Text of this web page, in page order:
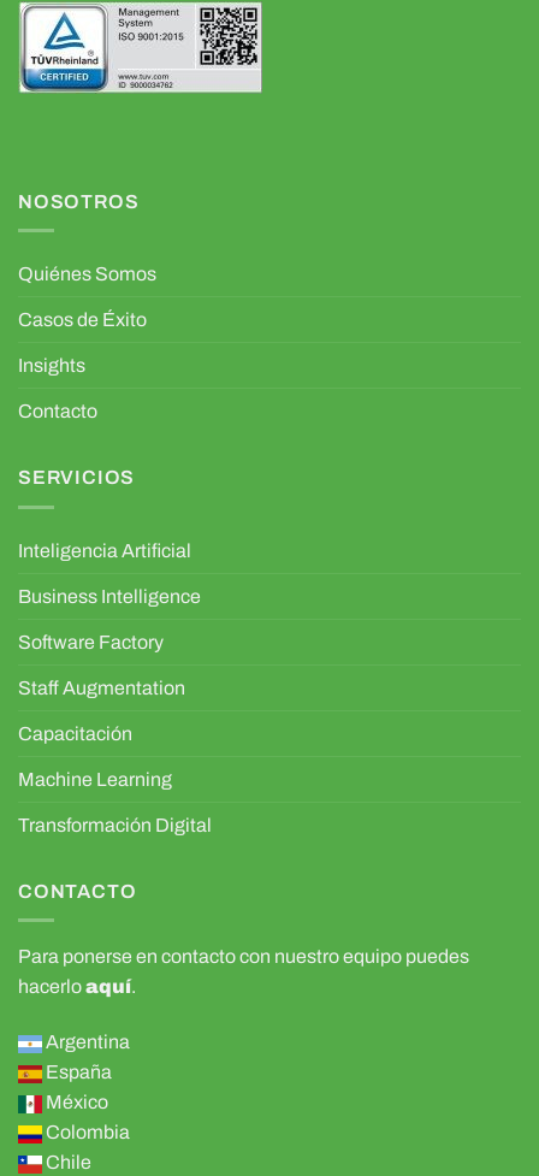
NOSOTROS
Quiénes Somos
Casos de Éxito
Insights
Contacto
SERVICIOS
Inteligencia Artificial
Business Intelligence
Software Factory
Staff Augmentation
Capacitación
Machine Learning
Transformación Digital
CONTACTO
Para ponerse en contacto con nuestro equipo puedes
hacerloaquí.
Argentina
España
México
Colombia
Chile